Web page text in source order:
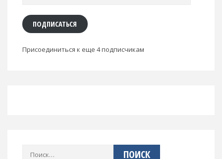
ПОДПИСАТЬСЯ
Присоединиться к еще 4 подписчикам
Найти: